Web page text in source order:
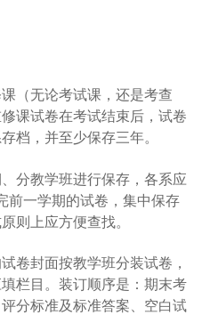
（无论考试课，还是考查
课试卷在考试结束后，试卷
档，并至少保存三年。
分教学班进行保存，各系应
前一学期的试卷，集中保存
则上应方便查找。
卷封面按教学班分装试卷，
栏目。装订顺序是：期末考
分标准及标准答案、空白试